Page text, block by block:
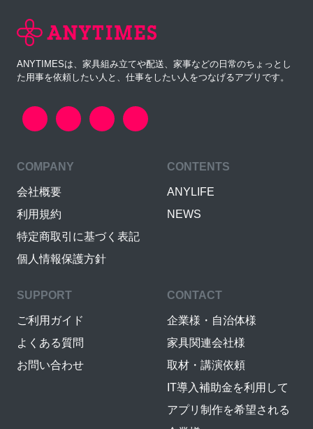
ANYTIMESは、家具組み立てや配送、家事などの日常のちょっとし
た用事を依頼したい人と、仕事をしたい人をつなげるアプリです。
COMPANY
会社概要
利用規約
特定商取引に基づく表記
個人情報保護方針
CONTENTS
ANYLIFE
NEWS
SUPPORT
ご利用ガイド
よくある質問
お問い合わせ
CONTACT
企業様・自治体様
家具関連会社様
取材・講演依頼
IT導入補助金を利用して
アプリ制作を希望される